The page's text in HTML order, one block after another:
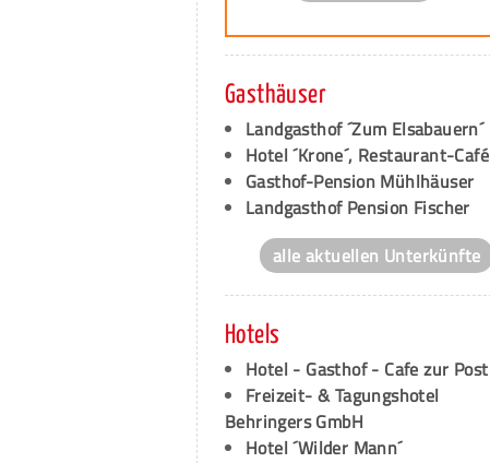
Gasthäuser
Landgasthof ´Zum Elsabauern´
Hotel ´Krone´, Restaurant-Café
Gasthof-Pension Mühlhäuser
Landgasthof Pension Fischer
alle aktuellen Unterkünfte
Hotels
Hotel - Gasthof - Cafe zur Post
Freizeit- & Tagungshotel
Behringers GmbH
Hotel ´Wilder Mann´